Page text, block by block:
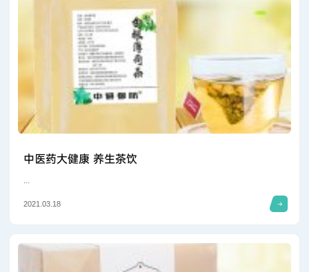
中医药大健康 养生茶饮
...
2021.03.18